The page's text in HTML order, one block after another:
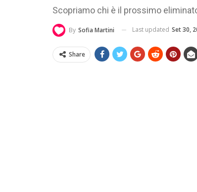
Scopriamo chi è il prossimo
By Sofia Martini Last updated Set 30,
Share